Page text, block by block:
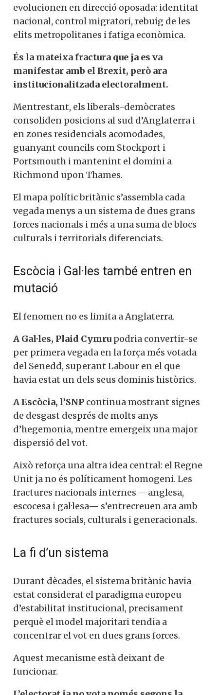
evolucionen en direcció oposada: identitat
nacional, control migratori, rebuig de les
elits metropolitanes i fatiga econòmica.
És la mateixa fractura que ja es va
manifestar amb el Brexit, però ara
institucionalitzada electoralment.
Mentrestant, els liberals-demòcrates
consoliden posicions al sud d’Anglaterra i
en zones residencials acomodades,
guanyant councils com Stockport i
Portsmouth i mantenint el domini a
Richmond upon Thames.
El mapa polític britànic s’assembla cada
vegada menys a un sistema de dues grans
forces nacionals i més a una suma de blocs
culturals i territorials diferenciats.
Escòcia i Gal·les també entren en
mutació
El fenomen no es limita a Anglaterra.
A Gal·les, Plaid Cymru podria convertir-se
per primera vegada en la força més votada
del Senedd, superant Labour en el que
havia estat un dels seus dominis històrics.
A Escòcia, l’SNP continua mostrant signes
de desgast després de molts anys
d’hegemonia, mentre emergeix una major
dispersió del vot.
Això reforça una altra idea central: el Regne
Unit ja no és políticament homogeni. Les
fractures nacionals internes —anglesa,
escocesa i gal·lesa— s’entrecreuen ara amb
fractures socials, culturals i generacionals.
La fi d’un sistema
Durant dècades, el sistema britànic havia
estat considerat el paradigma europeu
d’estabilitat institucional, precisament
perquè el model majoritari tendia a
concentrar el vot en dues grans forces.
Aquest mecanisme està deixant de
funcionar.